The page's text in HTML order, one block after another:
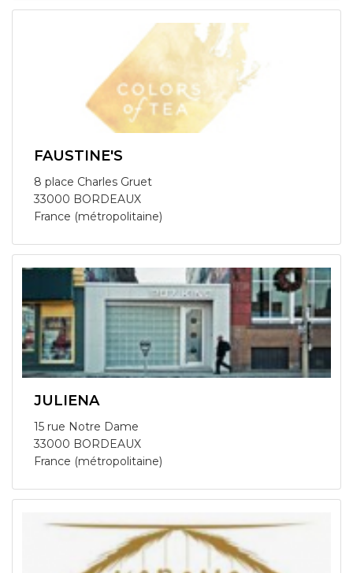
FAUSTINE'S
8 place Charles Gruet
33000 BORDEAUX
France (métropolitaine)
JULIENA
15 rue Notre Dame
33000 BORDEAUX
France (métropolitaine)